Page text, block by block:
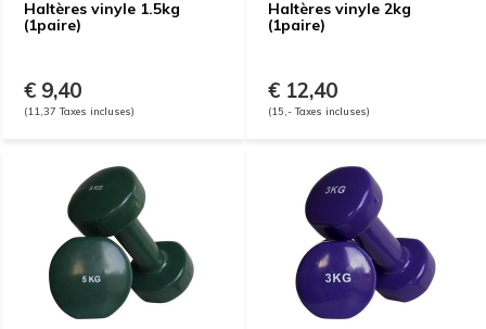
Haltères vinyle 1.5kg
(1paire)
€ 9,40
(11,37 Taxes incluses)
Haltères vinyle 2kg
(1paire)
€ 12,40
(15,- Taxes incluses)